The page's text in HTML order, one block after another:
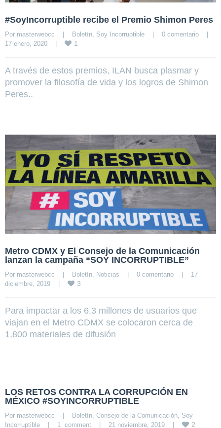
#SoyIncorruptible recibe el Premio Shimon Peres
Por masterwebcc | Boletín Soy Incorruptible | 0 comentario
|
17 enero, 2020 | 1
A través de estos premios, ILAN busca plasmar y
promover la filosofía de vida y los logros de Shimon
Peres..
Metro CDMX y El Consejo de la Comunicación
lanzan la campaña “SOY INCORRUPTIBLE”
Por masterwebcc Boletín, Noticias 0 comentario
17
diciembre, 2019
3
Para impactar a los 6.3 millones de usuarios que
viajan en el Metro CDMX se colocaron cerca de
1,800 materiales de difusión
LOS RETOS CONTRA LA CORRUPCIÓN EN
MÉXICO #SOYINCORRUPTIBLE
Por masterwebcc Boletín, Consejo de la Comunicación, Soy
Incorruptible
1  comment 21 noviembre, 2019 2